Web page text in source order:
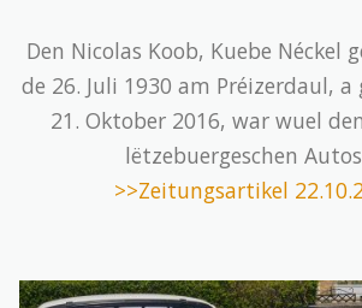
Den Nicolas Koob, Kuebe Néckel
de 26. Juli 1930 am Préizerdaul, a
21. Oktober 2016, war wuel
lëtzebuergeschen
>>Zeitungsartikel